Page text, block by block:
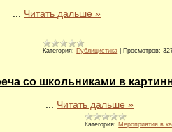
... Читать дальше »
Категория: Публицистика Просмотров:
со школьниками в
Читать дальше »
Категория: Мероприятия в